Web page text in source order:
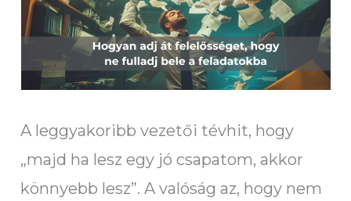
A leggyakoribb vezetői tévhit, hogy
„majd ha lesz egy jó csapatom, akkor
könnyebb lesz”. A valóság az, hogy nem